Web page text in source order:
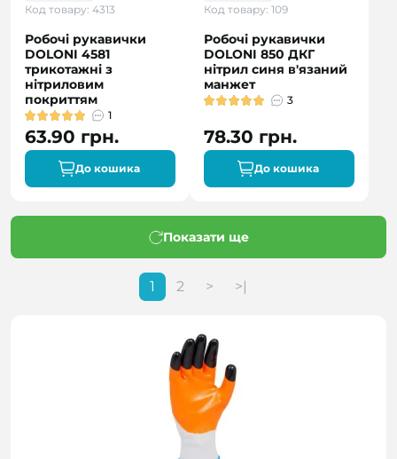
Код товару: 4313
Робочі рукавички
DOLONI 4581
трикотажні з
нітриловим
покриттям
1
63.90 грн.
До кошика
Код товару: 109
Робочі рукавички
DOLONI 850 ДКГ
нітрил синя в'язаний
манжет
3
78.30 грн.
До кошика
Показати ще
1 2 > >|